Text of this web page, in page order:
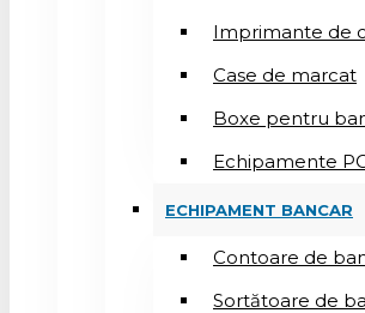
Imprimante de
Case de marcat
Boxe pentru
Echipamente
ECHIPAMENT BANCAR
Contoare de
Sortătoare de